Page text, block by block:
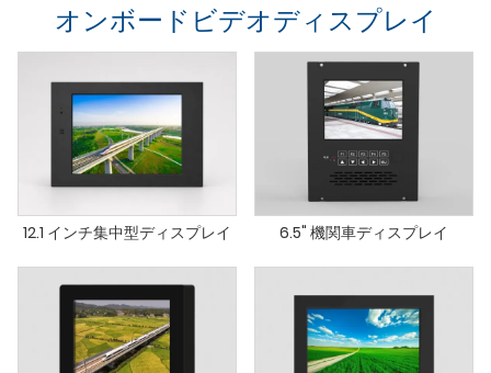
オンボードビデオディスプレイ
12.1 インチ集中型ディスプレイ 6.5" 機関車ディスプレイ